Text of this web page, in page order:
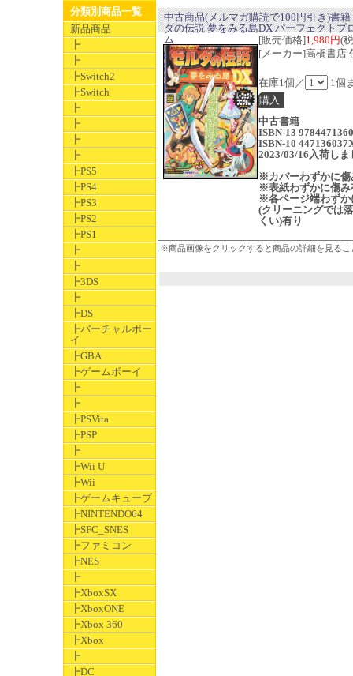
分類別商品一覧
新品商品
┣
┣
┣Switch2
┣Switch
┣
┣
┣
┣
┣PS5
┣PS4
┣PS3
┣PS2
┣PS1
┣
┣
┣3DS
┣
┣DS
┣バーチャルボー
イ
┣GBA
┣ゲームボーイ
┣
┣
┣PSVita
┣PSP
┣
┣Wii U
┣Wii
┣ゲームキューブ
┣NINTENDO64
┣SFC_SNES
┣ファミコン
┣NES
┣
┣XboxSX
┣XboxONE
┣Xbox 360
┣Xbox
┣
┣DC
中古商品(メルマガ購読で100円引き)書籍
ダの伝説 夢をみる島DX パーフェクトプ
ム
[販売価格]1,980円(
[メーカー]高橋書店
在庫1個／ 1個
中古書籍
ISBN-13
ISBN-10
2023/03/16入荷しま
※カバーわずかに傷
※表紙わずかに傷み
※各ページ端わずか
(クリーニングでは
くい)有り
※商品画像をクリックすると商品の詳細を見るこ